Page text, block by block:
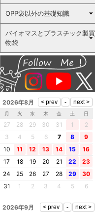
OPP袋以外の基礎知識
バイオマスとプラスチック製買
物袋
2026年8月
月 火 水 木 金 土 日
27 28 29 30 31 1
2
3
4 5 6 7 8
9
10
11 12 13 14 15
16
17
18 19 20 21 22
23
24
25 26 27 28 29
30
31
1 2 3 4 5 6
2026年9月